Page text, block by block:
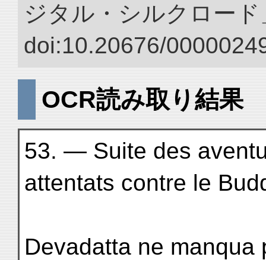
ジタル・シルクロー
doi:10.20676/
OCR読み取り結果
53. — Suite des
attentats contre le
Devadatta ne